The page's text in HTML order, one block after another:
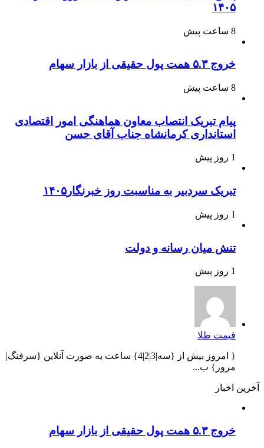
۱۴۰۵
8 ساعت پیش
خروج ۵.۳ همت پول حقیقی از بازار سهام
8 ساعت پیش
پیام تبریک انتصاب معاون هماهنگی امور اقتصادی
استانداری کرمانشاه جناب آقای حسن
1 روز پیش
تبریک سردبیر به مناسبت روز خبرنگار۱۴۰۵
1 روز پیش
تنش میان رسانه و دولت
1 روز پیش
قیمت طلا
{ امروز بیش از {سه|3|2|4} ساعت به صورت آنلاین {سرفنگ|
مرور} ب...
آخرین اخبار
خروج ۵.۳ همت پول حقیقی از بازار سهام